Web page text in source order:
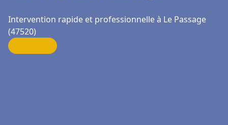
Intervention rapide et professionnelle à Le Passage
(47520)